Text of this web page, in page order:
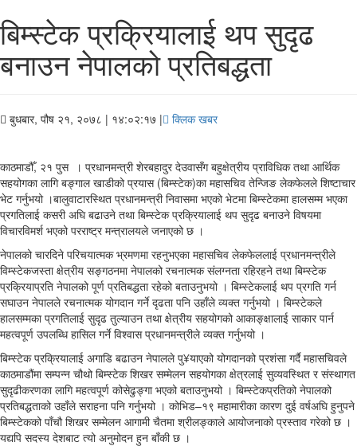
बिम्स्टेक प्रक्रियालाई थप सुदृढ
बनाउन नेपालको प्रतिबद्धता
बुधबार, पौष २१, २०७८ | १४:०२:१७ | क्लिक खबर
काठमाडौँ, २१ पुस । प्रधानमन्त्री शेरबहादुर देउवासँग बहुक्षेत्रीय प्राविधिक तथा आर्थिक
सहयोगका लागि बङ्गाल खाडीको प्रयास (बिम्स्टेक)का महासचिव तेन्जिङ लेकफेलले शिष्टाचार
भेट गर्नुभयो ।बालुवाटारस्थित प्रधानमन्त्री निवासमा भएको भेटमा बिम्स्टेकमा हालसम्म भएका
प्रगतिलाई कसरी अघि बढाउने तथा बिम्स्टेक प्रक्रियालाई थप सुदृढ बनाउने विषयमा
विचारविमर्श भएको परराष्ट्र मन्त्रालयले जनाएको छ ।
नेपालको चारदिने परिचयात्मक भ्रमणमा रहनुभएका महासचिव लेकफेललाई प्रधानमन्त्रीले
विम्स्टेकजस्ता क्षेत्रीय सङ्गठनमा नेपालको रचनात्मक संलग्नता रहिरहने तथा बिम्स्टेक
प्रक्रियाप्रति नेपालको पूर्ण प्रतिबद्धता रहेको बताउनुभयो । बिम्स्टेकलाई थप प्रगति गर्न
सघाउन नेपालले रचनात्मक योगदान गर्ने दृढता पनि उहाँले व्यक्त गर्नुभयो । बिम्स्टेकले
हालसम्मका प्रगतिलाई सुदृढ तुल्याउन तथा क्षेत्रीय सहयोगको आकाङ्क्षालाई साकार पार्न
महत्वपूर्ण उपलब्धि हासिल गर्ने विश्वास प्रधानमन्त्रीले व्यक्त गर्नुभयो ।
बिम्स्टेक प्रक्रियालाई अगाडि बढाउन नेपालले पु¥याएको योगदानको प्रशंसा गर्दै महासचिवले
काठमाडौंमा सम्पन्न चौथो बिम्स्टेक शिखर सम्मेलन सहयोगका क्षेत्रलाई सुव्यवस्थित र संस्थागत
सुदृढीकरणका लागि महत्वपूर्ण कोसेढुङ्गा भएको बताउनुभयो । बिम्स्टेकप्रतिको नेपालको
प्रतिबद्धताको उहाँले सराहना पनि गर्नुभयो । कोभिड–१९ महामारीका कारण दुई वर्षअघि हुनुपने
बिम्स्टेकको पाँचौ शिखर सम्मेलन आगामी चैतमा श्रीलङ्काले आयोजनाको प्रस्ताव गरेको छ ।
यद्यपि सदस्य देशबाट त्यो अनुमोदन हुन बाँकी छ ।